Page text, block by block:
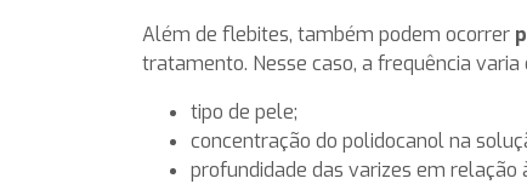
Além de flebites, também podem ocorrer
tratamento. Nesse caso, a frequência
tipo de pele;
concentração do polidocanol na
profundidade das varizes em relação